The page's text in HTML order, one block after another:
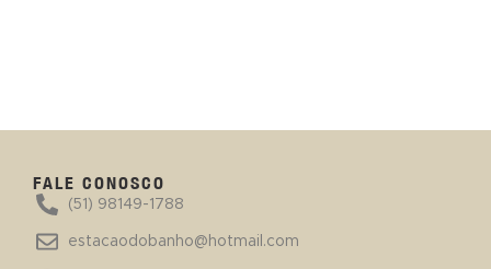
FALE CONOSCO
(51) 98149-1788
estacaodobanho@hotmail.com